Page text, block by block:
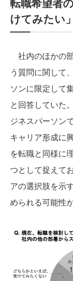
けてみたい
社内のほかの
う質問に関して
ソンに限定して
と回答していた
ジネスパーソン
キャリア形成に
を転職と同様に
つとして捉えて
アの選択肢を示
められる可能性